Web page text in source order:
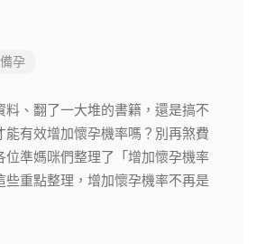
備孕
料、翻了一大堆的書籍，還是搞不
能有效增加懷孕機率嗎？別再煞費
位準媽咪們整理了「增加懷孕機率
些重點整理，增加懷孕機率不再是